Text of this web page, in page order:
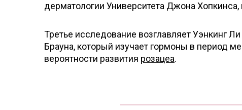
дерматологии Университета Джона
Третье исследование возглавляет Уэнкинг
Брауна, который изучает гормоны в период
вероятности развития розацеа.